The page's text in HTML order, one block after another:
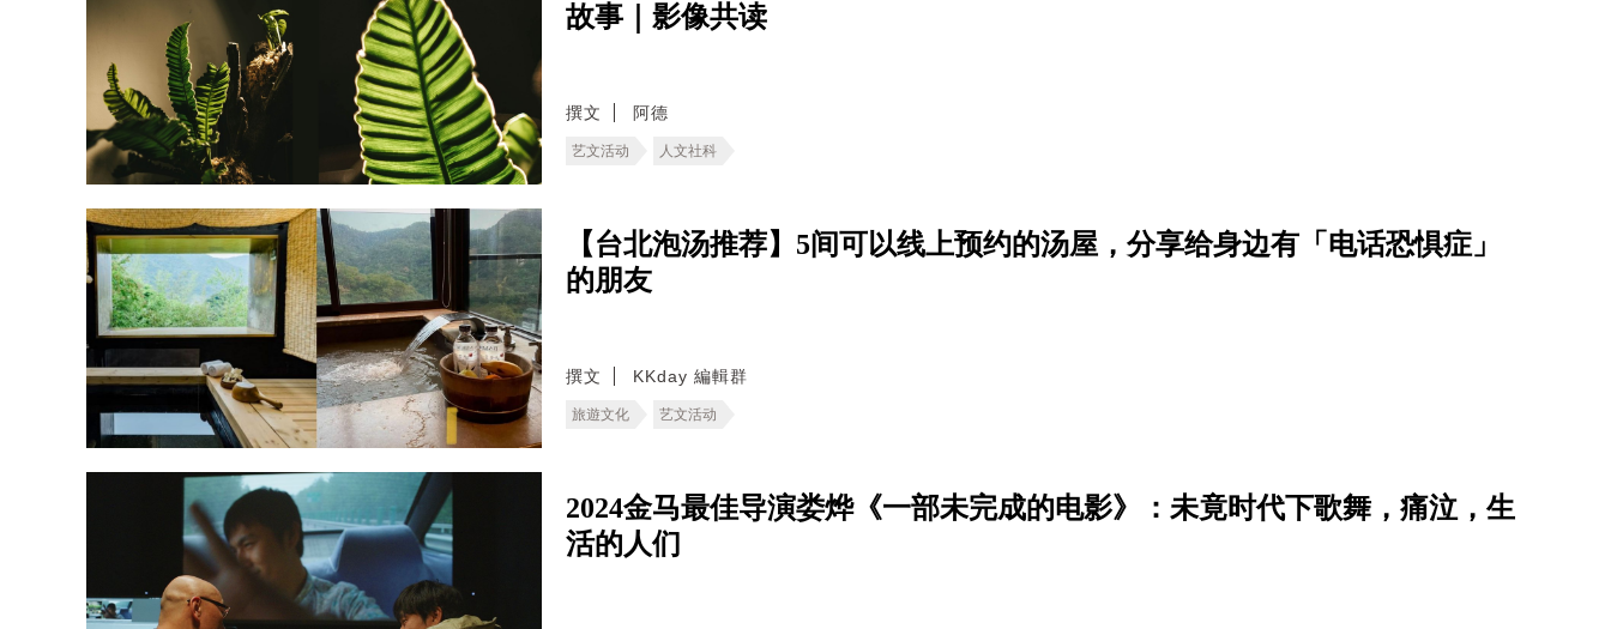
故事｜影像共读
撰文 阿德
艺文活动 人文社科
【台北泡汤推荐】5间可以线上预约的汤屋，分享给身边有「电话恐惧症」
的朋友
撰文 KKday 編輯群
旅遊文化 艺文活动
2024金马最佳导演娄烨《一部未完成的电影》：未竟时代下歌舞，痛泣，生
活的人们